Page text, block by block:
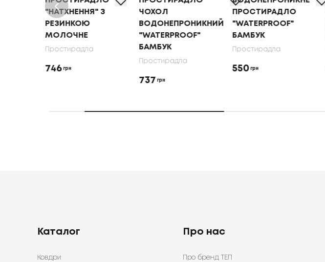
"НАТХНЕННЯ" З
РЕЗИНКОЮ
МОЛОЧНЕ
Простирадла
746 грн
ЧОХОЛ
ВОДОНЕПРОНИКНИЙ
"WATERPROOF"
БАМБУК
Простирадла
737 грн
ПРОСТИРАДЛО
"WATERPROOF"
БАМБУК
Простирадла
550 грн
Каталог
Ковдри
Про нас
Про бренд ТЕП